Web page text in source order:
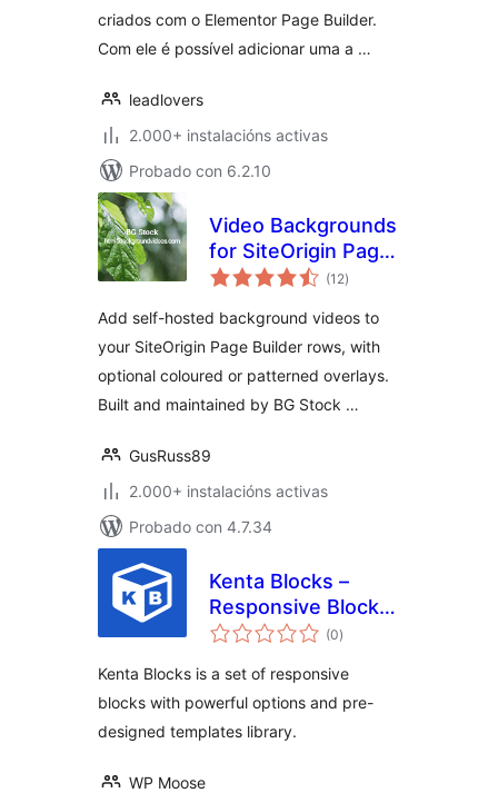
criados com o Elementor Page Builder.
Com ele é possível adicionar uma a …
leadlovers
2.000+ instalacións activas
Probado con 6.2.10
Video Backgrounds
for SiteOrigin Page
Builder
(12valoracións
totais
)
Add self-hosted background videos to
your SiteOrigin Page Builder rows, with
optional coloured or patterned overlays.
Built and maintained by BG Stock …
GusRuss89
2.000+ instalacións activas
Probado con 4.7.34
Kenta Blocks –
Responsive Blocks
and block
(0valoracións
totais
)
Kenta Blocks is a set of responsive
blocks with powerful options and pre-
designed templates library.
WP Moose